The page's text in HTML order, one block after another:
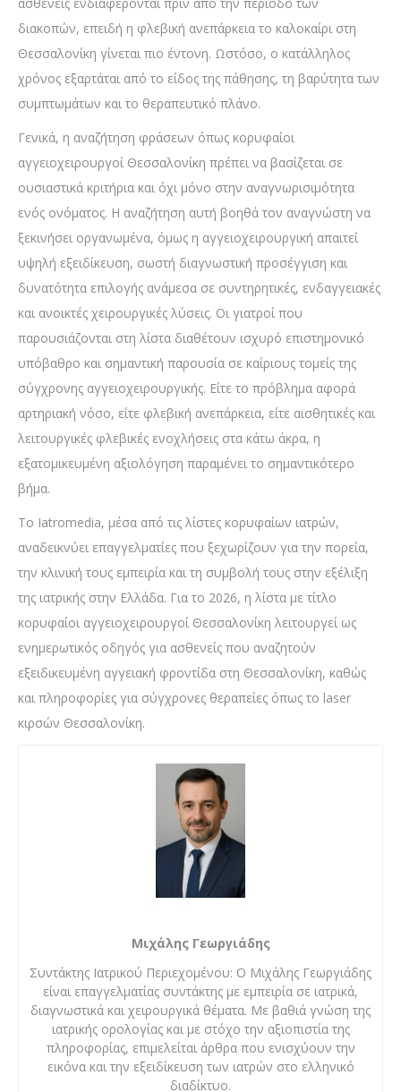
ασθενείς ενδιαφέρονται πριν από την περίοδο των
διακοπών, επειδή η φλεβική ανεπάρκεια το καλοκαίρι στη
Θεσσαλονίκη γίνεται πιο έντονη. Ωστόσο, ο κατάλληλος
χρόνος εξαρτάται από το είδος της πάθησης, τη βαρύτητα των
συμπτωμάτων και το θεραπευτικό πλάνο.
Γενικά, η αναζήτηση φράσεων όπως κορυφαίοι
αγγειοχειρουργοί Θεσσαλονίκη πρέπει να βασίζεται σε
ουσιαστικά κριτήρια και όχι μόνο στην αναγνωρισιμότητα
ενός ονόματος. Η αναζήτηση αυτή βοηθά τον αναγνώστη να
ξεκινήσει οργανωμένα, όμως η αγγειοχειρουργική απαιτεί
υψηλή εξειδίκευση, σωστή διαγνωστική προσέγγιση και
δυνατότητα επιλογής ανάμεσα σε συντηρητικές, ενδαγγειακές
και ανοικτές χειρουργικές λύσεις. Οι γιατροί που
παρουσιάζονται στη λίστα διαθέτουν ισχυρό επιστημονικό
υπόβαθρο και σημαντική παρουσία σε καίριους τομείς της
σύγχρονης αγγειοχειρουργικής. Είτε το πρόβλημα αφορά
αρτηριακή νόσο, είτε φλεβική ανεπάρκεια, είτε αισθητικές και
λειτουργικές φλεβικές ενοχλήσεις στα κάτω άκρα, η
εξατομικευμένη αξιολόγηση παραμένει το σημαντικότερο
βήμα.
Το Iatromedia, μέσα από τις λίστες κορυφαίων ιατρών,
αναδεικνύει επαγγελματίες που ξεχωρίζουν για την πορεία,
την κλινική τους εμπειρία και τη συμβολή τους στην εξέλιξη
της ιατρικής στην Ελλάδα. Για το 2026, η λίστα με τίτλο
κορυφαίοι αγγειοχειρουργοί Θεσσαλονίκη λειτουργεί ως
ενημερωτικός οδηγός για ασθενείς που αναζητούν
εξειδικευμένη αγγειακή φροντίδα στη Θεσσαλονίκη, καθώς
και πληροφορίες για σύγχρονες θεραπείες όπως το laser
κιρσών Θεσσαλονίκη.
Μιχάλης Γεωργιάδης
Συντάκτης Ιατρικού Περιεχομένου: Ο Μιχάλης Γεωργιάδης
είναι επαγγελματίας συντάκτης με εμπειρία σε ιατρικά,
διαγνωστικά και χειρουργικά θέματα. Με βαθιά γνώση της
ιατρικής ορολογίας και με στόχο την αξιοπιστία της
πληροφορίας, επιμελείται άρθρα που ενισχύουν την
εικόνα και την εξειδίκευση των ιατρών στο ελληνικό
διαδίκτυο.